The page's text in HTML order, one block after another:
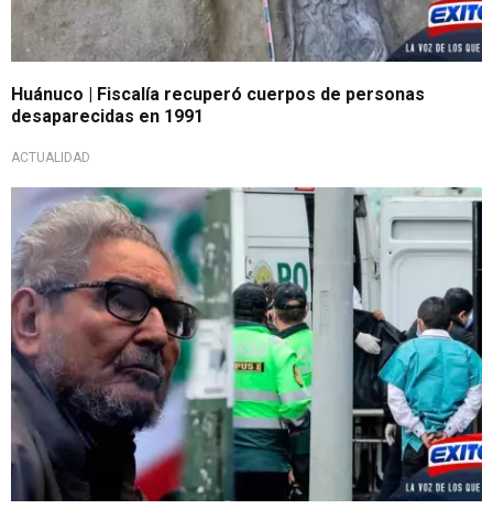
Huánuco | Fiscalía recuperó cuerpos de personas
desaparecidas en 1991
ACTUALIDAD